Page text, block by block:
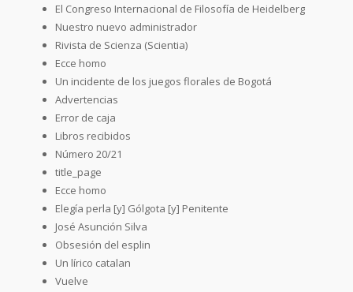
El Congreso Internacional de Filosofía de Heidelberg
Nuestro nuevo administrador
Rivista de Scienza (Scientia)
Ecce homo
Un incidente de los juegos florales de Bogotá
Advertencias
Error de caja
Libros recibidos
Número 20/21
title_page
Ecce homo
Elegía perla [y] Gólgota [y] Penitente
José Asunción Silva
Obsesión del esplin
Un lírico catalan
Vuelve